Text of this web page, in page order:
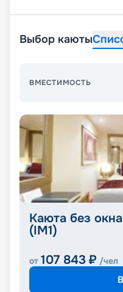
Выбор каюты
ВМЕСТИМОСТЬ
Каюта без
(IM1)
от 107 843 ₽ /чел